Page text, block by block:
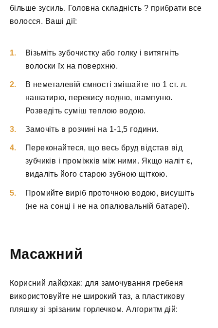
більше зусиль. Головна складність ? прибрати все
волосся. Ваші дії:
Візьміть зубочистку або голку і витягніть
волоски їх на поверхню.
В неметалевій ємності змішайте по 1 ст. л.
нашатирю, перекису водню, шампуню.
Розведіть суміш теплою водою.
Замочіть в розчині на 1-1,5 години.
Переконайтеся, що весь бруд відстав від
зубчиків і проміжків між ними. Якщо наліт є,
видаліть його старою зубною щіткою.
Промийте виріб проточною водою, висушіть
(не на сонці і не на опалювальній батареї).
Масажний
Корисний лайфхак: для замочування гребеня
використовуйте не широкий таз, а пластикову
пляшку зі зрізаним горлечком. Алгоритм дій: